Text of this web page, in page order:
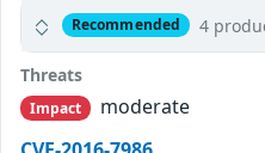
Recommended 4
Threats
Impact
moderate